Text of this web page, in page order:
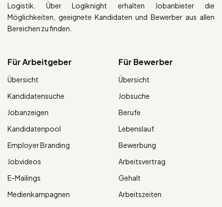
Logistik. Über Logiknight erhalten Jobanbieter die
Möglichkeiten, geeignete Kandidaten und Bewerber aus allen
Bereichen zu finden.
Für Arbeitgeber
Übersicht
Kandidatensuche
Jobanzeigen
Kandidatenpool
Employer Branding
Jobvideos
E-Mailings
Medienkampagnen
Für Bewerber
Übersicht
Jobsuche
Berufe
Lebenslauf
Bewerbung
Arbeitsvertrag
Gehalt
Arbeitszeiten